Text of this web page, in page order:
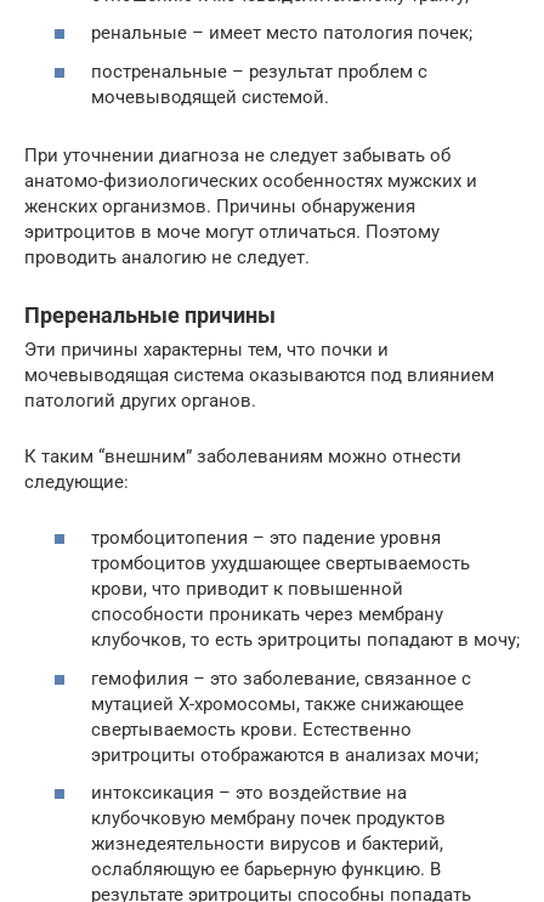
ренальные – имеет место патология почек;
постренальные – результат проблем с
мочевыводящей системой.
При уточнении диагноза не следует забывать об
анатомо-физиологических особенностях мужских и
женских организмов. Причины обнаружения
эритроцитов в моче могут отличаться. Поэтому
проводить аналогию не следует.
Преренальные причины
Эти причины характерны тем, что почки и
мочевыводящая система оказываются под влиянием
патологий других органов.
К таким “внешним” заболеваниям можно отнести
следующие:
тромбоцитопения – это падение уровня
тромбоцитов ухудшающее свертываемость
крови, что приводит к повышенной
способности проникать через мембрану
клубочков, то есть эритроциты попадают в мочу;
гемофилия – это заболевание, связанное с
мутацией Х-хромосомы, также снижающее
свертываемость крови. Естественно
эритроциты отображаются в анализах мочи;
интоксикация – это воздействие на
клубочковую мембрану почек продуктов
жизнедеятельности вирусов и бактерий,
ослабляющую ее барьерную функцию. В
результате эритроциты способны попадать